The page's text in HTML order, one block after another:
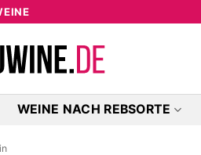
WEINE NACH REBSORTE